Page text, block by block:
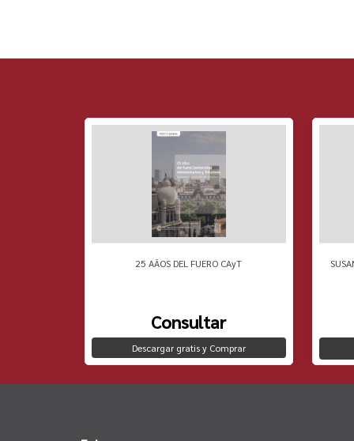
25 AÃOS DEL FUERO CAyT
Consultar
Descargar gratis y Comprar